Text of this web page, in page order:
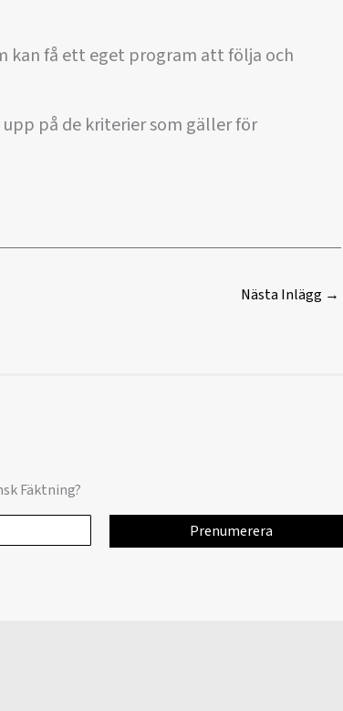
kan få ett eget program att följa och
på de kriterier som gäller för
Nästa Inlägg →
Fäktning?